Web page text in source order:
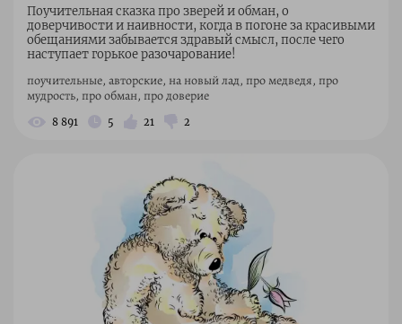
Поучительная сказка про зверей и обман, о
доверчивости и наивности, когда в погоне за красивыми
обещаниями забывается здравый смысл, после чего
наступает горькое разочарование!
поучительные, авторские, на новый лад, про медведя, про
мудрость, про обман, про доверие
8 891 5 21 2